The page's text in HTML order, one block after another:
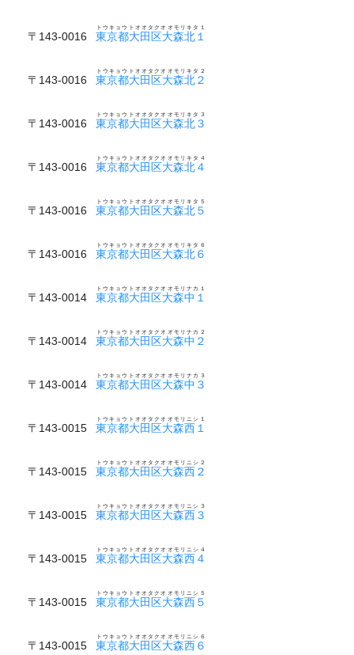
〒143-0016 東京都大田区大森北１
トウキョウトオオタクオオモリキタ１
〒143-0016 東京都大田区大森北２
トウキョウトオオタクオオモリキタ２
〒143-0016 東京都大田区大森北３
トウキョウトオオタクオオモリキタ３
〒143-0016 東京都大田区大森北４
トウキョウトオオタクオオモリキタ４
〒143-0016 東京都大田区大森北５
トウキョウトオオタクオオモリキタ５
〒143-0016 東京都大田区大森北６
トウキョウトオオタクオオモリキタ６
〒143-0014 東京都大田区大森中１
トウキョウトオオタクオオモリナカ１
〒143-0014 東京都大田区大森中２
トウキョウトオオタクオオモリナカ２
〒143-0014 東京都大田区大森中３
トウキョウトオオタクオオモリナカ３
〒143-0015 東京都大田区大森西１
トウキョウトオオタクオオモリニシ１
〒143-0015 東京都大田区大森西２
トウキョウトオオタクオオモリニシ２
〒143-0015 東京都大田区大森西３
トウキョウトオオタクオオモリニシ３
〒143-0015 東京都大田区大森西４
トウキョウトオオタクオオモリニシ４
〒143-0015 東京都大田区大森西５
トウキョウトオオタクオオモリニシ５
〒143-0015 東京都大田区大森西６
トウキョウトオオタクオオモリニシ６